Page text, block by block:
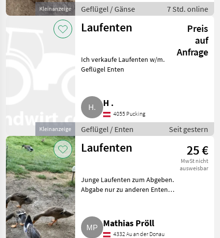
Kleinanzeige Geflügel / Gänse 7 Std. online
Kleinanzeige
Laufenten
Preis
auf
Anfrage
Ich verkaufe Laufenten w/m.
Geflügel Enten
H .
4055 Pucking
Geflügel / Enten Seit gestern
Laufenten 25 €
MwSt nicht
ausweisbar
Junge Laufenten zum Abgeben.
Abgabe nur zu anderen Enten
Mathias Pröll
4332 Au an der Donau